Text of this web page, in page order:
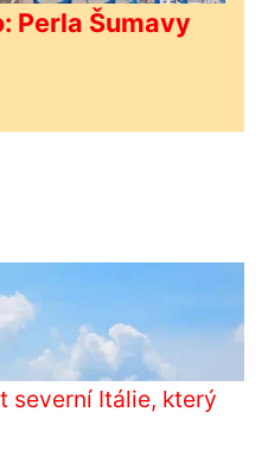
Perla Šumavy
severní Itálie, který